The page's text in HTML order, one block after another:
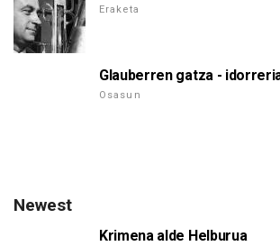
Eraketa
Glauberren gatza -
Osasun
Newest
Krimena alde Helburua